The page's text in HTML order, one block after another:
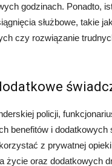
godzinach. Ponadto,
służbowe, takie
czy rozwiązanie
policji,
benefitów i dodatkowych
z prywatnej
życie oraz dodatkowych